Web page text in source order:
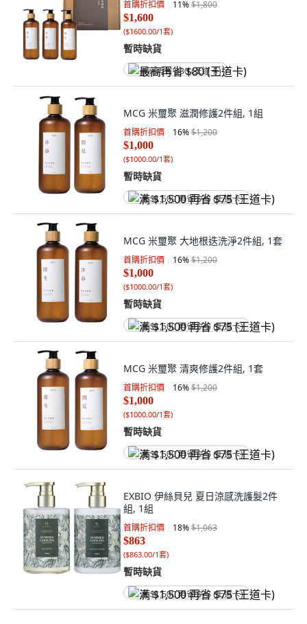
首購折扣價 11%$1,800
$1,600
($1600.00/1套)
暫時缺貨
最高再省 $80 (王道卡)
MCG 米璽聚 滋潤修護2件組, 1組
首購折扣價 16%$1,200
$1,000
($1000.00/1套)
暫時缺貨
满 $1,500 再省 $75 (王道卡)
MCG 米璽聚 大地根迭洗淨2件組, 1套
首購折扣價 16%$1,200
$1,000
($1000.00/1套)
暫時缺貨
满 $1,500 再省 $75 (王道卡)
MCG 米璽聚 清爽修護2件組, 1套
首購折扣價 16%$1,200
$1,000
($1000.00/1套)
暫時缺貨
满 $1,500 再省 $75 (王道卡)
EXBIO 伊絲貝兒 夏日涼感洗護髮2件
組, 1組
首購折扣價 18%$1,063
$863
($863.00/1套)
暫時缺貨
满 $1,500 再省 $75 (王道卡)